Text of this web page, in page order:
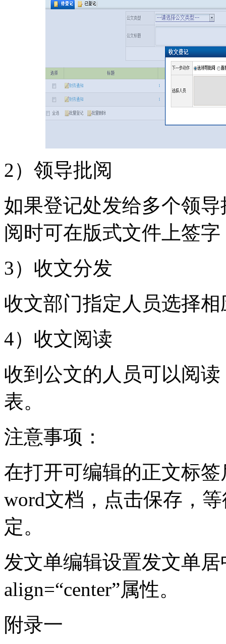
2）领导批阅
如果登记处发给多个领
阅时可在版式文件上签
3）收文分发
收文部门指定人员选择
4）收文阅读
收到公文的人员可以阅
表。
注意事项：
在打开可编辑的正文标
word文档，点击保存，
定。
发文单编辑设置发文单居
align=“center”属性。
附录一